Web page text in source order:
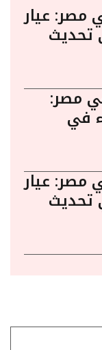
مصر: عيار
في تحديث
مصر:
للشراء في
مصر: عيار
في تحديث